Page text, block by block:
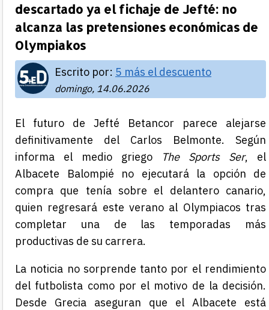
descartado ya el fichaje de Jefté: no
alcanza las pretensiones económicas de
Olympiakos
Escrito por: 5 más el descuento
domingo, 14.06.2026
El futuro de Jefté Betancor parece alejarse
definitivamente del Carlos Belmonte. Según
informa el medio griego
The Sports Ser, el
Albacete Balompié no ejecutará la opción de
compra que tenía sobre el delantero canario,
quien regresará este verano al Olympiacos tras
completar una de las temporadas más
productivas de su carrera.
La noticia no sorprende tanto por el rendimiento
del futbolista como por el motivo de la decisión.
Desde Grecia aseguran que el Albacete está